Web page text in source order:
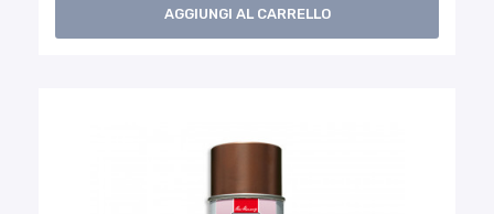
AGGIUNGI AL CARRELLO